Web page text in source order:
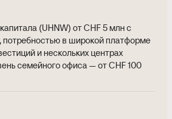
(UHNW) от CHF 5 млн с
потребностью в широкой платформе
и нескольких центрах
семейного офиса — от CHF 100